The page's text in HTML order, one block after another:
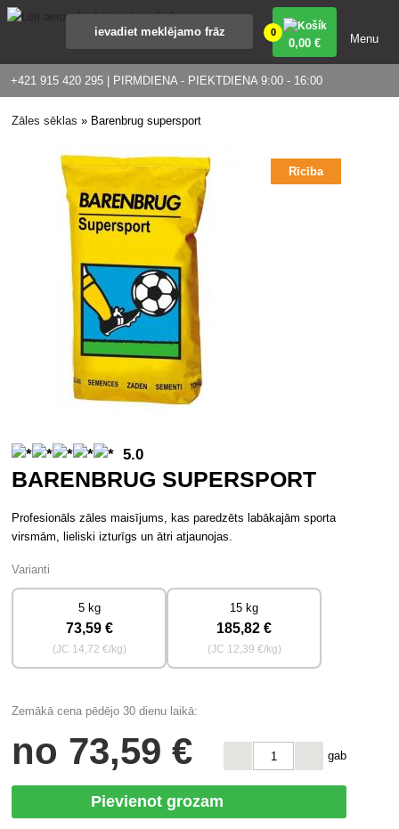
+421 915 420 295 | PIRMDIENA - PIEKTDIENA 9:00 - 16:00
0
0,00 € Menu
Zāles sēklas » Barenbrug supersport
Rīcība
5.0
BARENBRUG SUPERSPORT
Profesionāls zāles maisījums, kas paredzēts labākajām sporta
virsmām, lieliski izturīgs un ātri atjaunojas.
Varianti
5 kg
73,59 €
(JC 14,72 €/kg)
15 kg
185,82 €
(JC 12,39 €/kg)
Zemākā cena pēdējo 30 dienu laikā:
no 73,59 € gab
Pievienot grozam